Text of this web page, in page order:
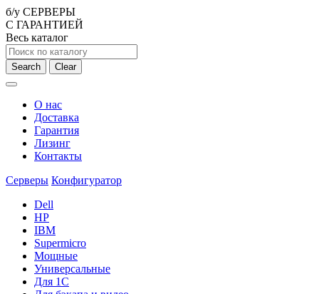
б/у СЕРВЕРЫ
С ГАРАНТИЕЙ
Весь каталог
Search Clear
О нас
Доставка
Гарантия
Лизинг
Контакты
Серверы Конфигуратор
Dell
HP
IBM
Supermicro
Мощные
Универсальные
Для 1С